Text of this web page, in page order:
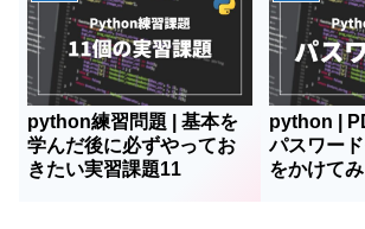
python練習問題 | 基本を
学んだ後に必ずやってお
きたい実習課題11
python |
パスワー
をかけて